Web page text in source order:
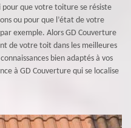
pour que votre toiture se résiste
ou pour que l’état de votre
exemple. Alors GD Couverture
de votre toit dans les meilleures
bien adaptés à vos
à GD Couverture qui se localise